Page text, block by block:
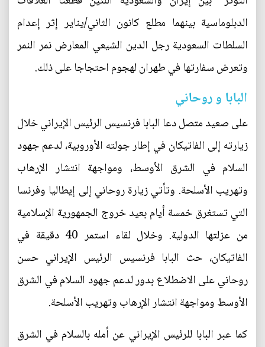
الدبلوماسية بينهما مطلع كانون الثاني/يناير إثر إعدام
السلطات السعودية رجل الدين الشيعي المعارض نمر النمر
وتعرض سفارتها في طهران لهجوم احتجاجا على ذلك.
البابا و روحاني
على صعيد متصل دعا البابا فرنسيس الرئيس الإيراني خلال
زيارته إلى الفاتيكان في إطار جولته الأوروبية، لدعم جهود
السلام في الشرق الأوسط، ومواجهة انتشار الإرهاب
وتهريب الأسلحة. وتأتي زيارة روحاني إلى إيطاليا وفرنسا
التي تستغرق خمسة أيام بعيد خروج الجمهورية الإسلامية
من عزلتها الدولية. وخلال لقاء استمر 40 دقيقة في
الفاتيكان، حث البابا فرنسيس الرئيس الإيراني حسن
روحاني على الاضطلاع بدور لدعم جهود السلام في الشرق
الأوسط ومواجهة انتشار الإرهاب وتهريب الأسلحة.
كما عبر البابا للرئيس الإيراني عن أمله بالسلام في الشرق